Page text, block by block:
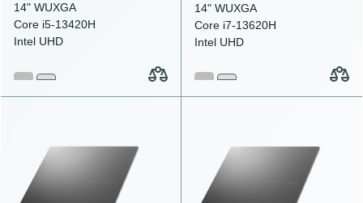
14" WUXGA
Core i5-13420H
Intel UHD
14" WUXGA
Core i7-13620H
Intel UHD